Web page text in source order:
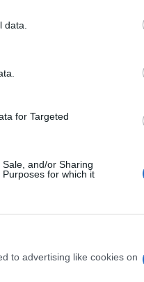
for Targeted
and/or Sharing
for which it
to advertising like cookies on